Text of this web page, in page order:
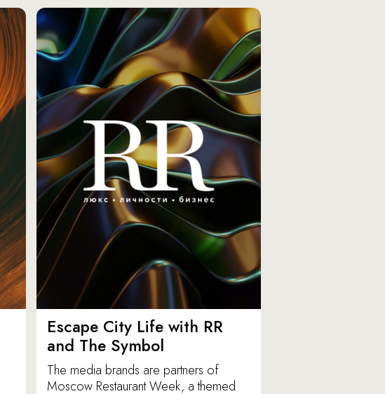
Escape City Life with RR
and The Symbol
The media brands are partners of
Moscow Restaurant Week, a themed